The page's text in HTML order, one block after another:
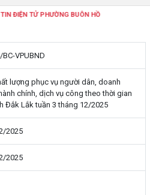
PHƯỜNG BUÔN HỒ
VPUBND
lượng phục vụ người dân, doanh
chính, dịch vụ công theo thời gian
Đắk Lắk tuần 3 tháng 12/2025
2025
2025